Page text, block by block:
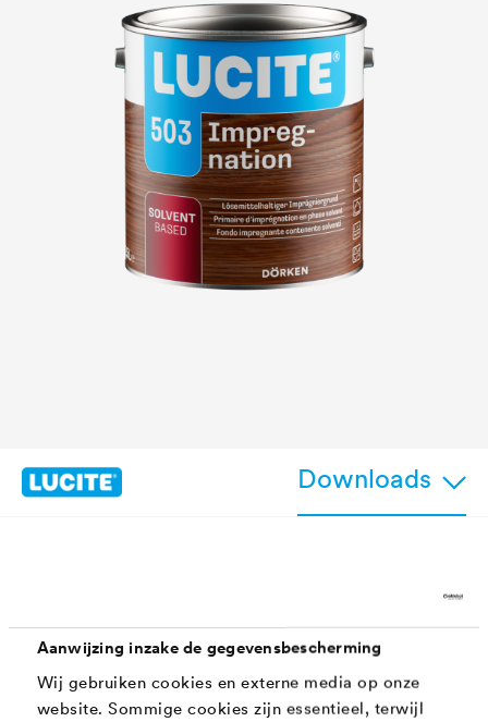
Aanwijzing inzake de gegevensbescherming
Wij gebruiken cookies en externe media op onze
website. Sommige cookies zijn essentieel, terwijl
Downloads
schimmel